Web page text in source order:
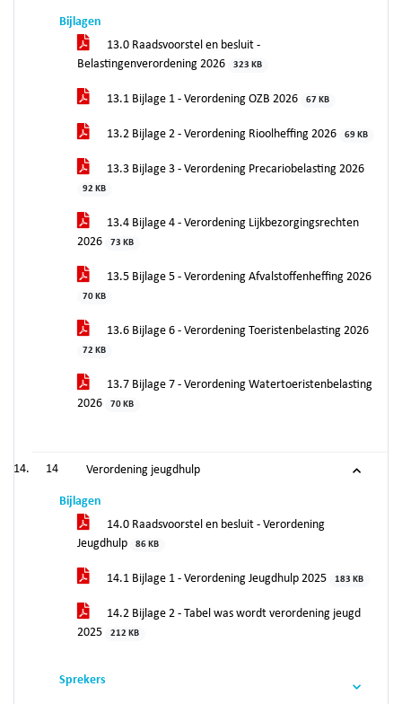
Bijlagen
13.0 Raadsvoorstel en besluit -
Belastingenverordening 2026
323 KB
13.1 Bijlage 1 - Verordening OZB 2026 67 KB
13.2 Bijlage 2 - Verordening Rioolheffing 2026 69 KB
13.3 Bijlage 3 - Verordening Precariobelasting 2026
92 KB
13.4 Bijlage 4 - Verordening Lijkbezorgingsrechten
2026
73 KB
13.5 Bijlage 5 - Verordening Afvalstoffenheffing 2026
70 KB
13.6 Bijlage 6 - Verordening Toeristenbelasting 2026
72 KB
13.7 Bijlage 7 - Verordening Watertoeristenbelasting
2026
70 KB
14 Verordening jeugdhulp
Bijlagen
14.0 Raadsvoorstel en besluit - Verordening
Jeugdhulp
86 KB
14.1 Bijlage 1 - Verordening Jeugdhulp 2025 183 KB
14.2 Bijlage 2 - Tabel was wordt verordening jeugd
2025
212 KB
Sprekers